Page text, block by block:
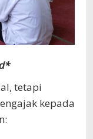
tetapi
kepada